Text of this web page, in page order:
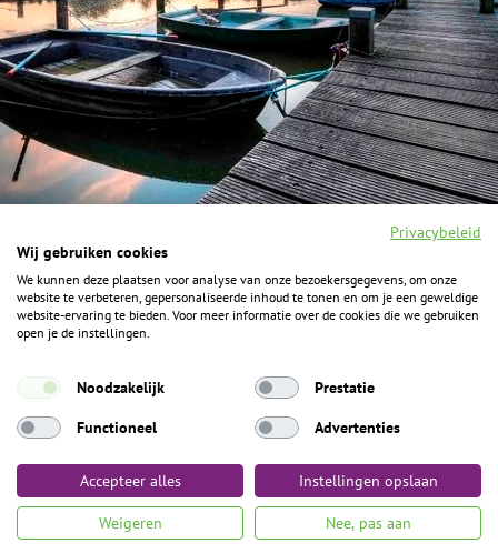
F
a
c
e
o
o
k
I
n
s
t
g
a
Y
o
u
t
b
P
i
n
ALGEMENE INFORMATIE
Het Geheim over de grens zijn de Duitse vakantieregio’s
Algemene voorwaarden Privacybeleid Toegankelijkheid
Privacybeleid
Wij gebruiken cookies
We kunnen deze plaatsen voor analyse van onze bezoekersgegevens, om onze
website te verbeteren, gepersonaliseerde inhoud te tonen en om je een geweldige
website-ervaring te bieden. Voor meer informatie over de cookies die we gebruiken
open je de instellingen.
Noodzakelijk
Prestatie
Functioneel
Advertenties
Accepteer alles Instellingen opslaan
Weigeren Nee, pas aan